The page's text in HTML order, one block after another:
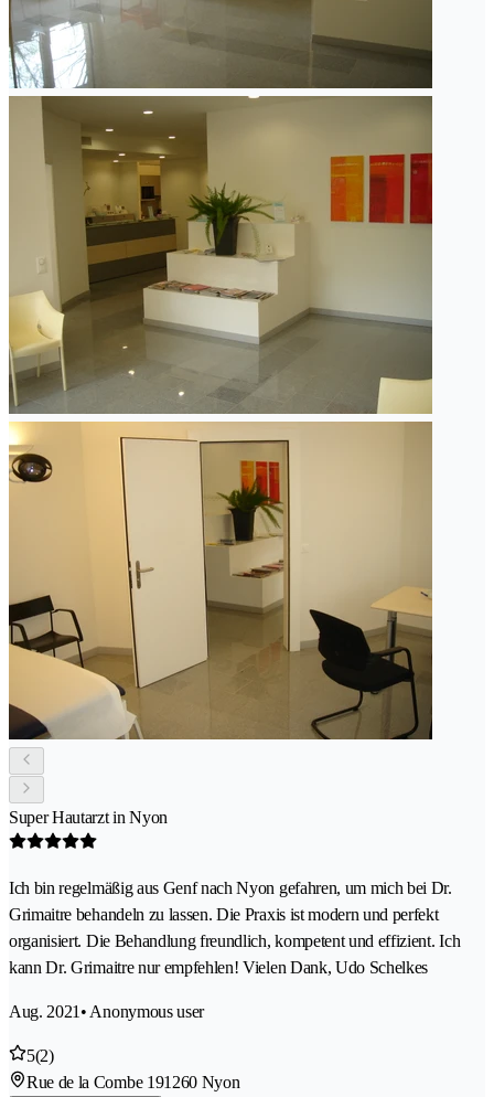
Super Hautarzt in Nyon
Ich bin regelmäßig aus Genf nach Nyon gefahren, um mich bei Dr.
Grimaitre behandeln zu lassen. Die Praxis ist modern und perfekt
organisiert. Die Behandlung freundlich, kompetent und effizient. Ich
kann Dr. Grimaitre nur empfehlen! Vielen Dank, Udo Schelkes
Aug. 2021 • Anonymous user
5(2)
Rue de la Combe 191260 Nyon